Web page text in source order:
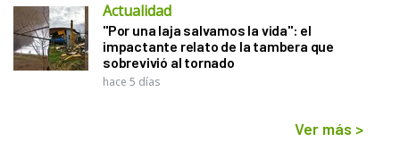
Actualidad
"Por una laja salvamos la vida": el
impactante relato de la tambera que
sobrevivió al tornado
hace 5 días
Ver más >